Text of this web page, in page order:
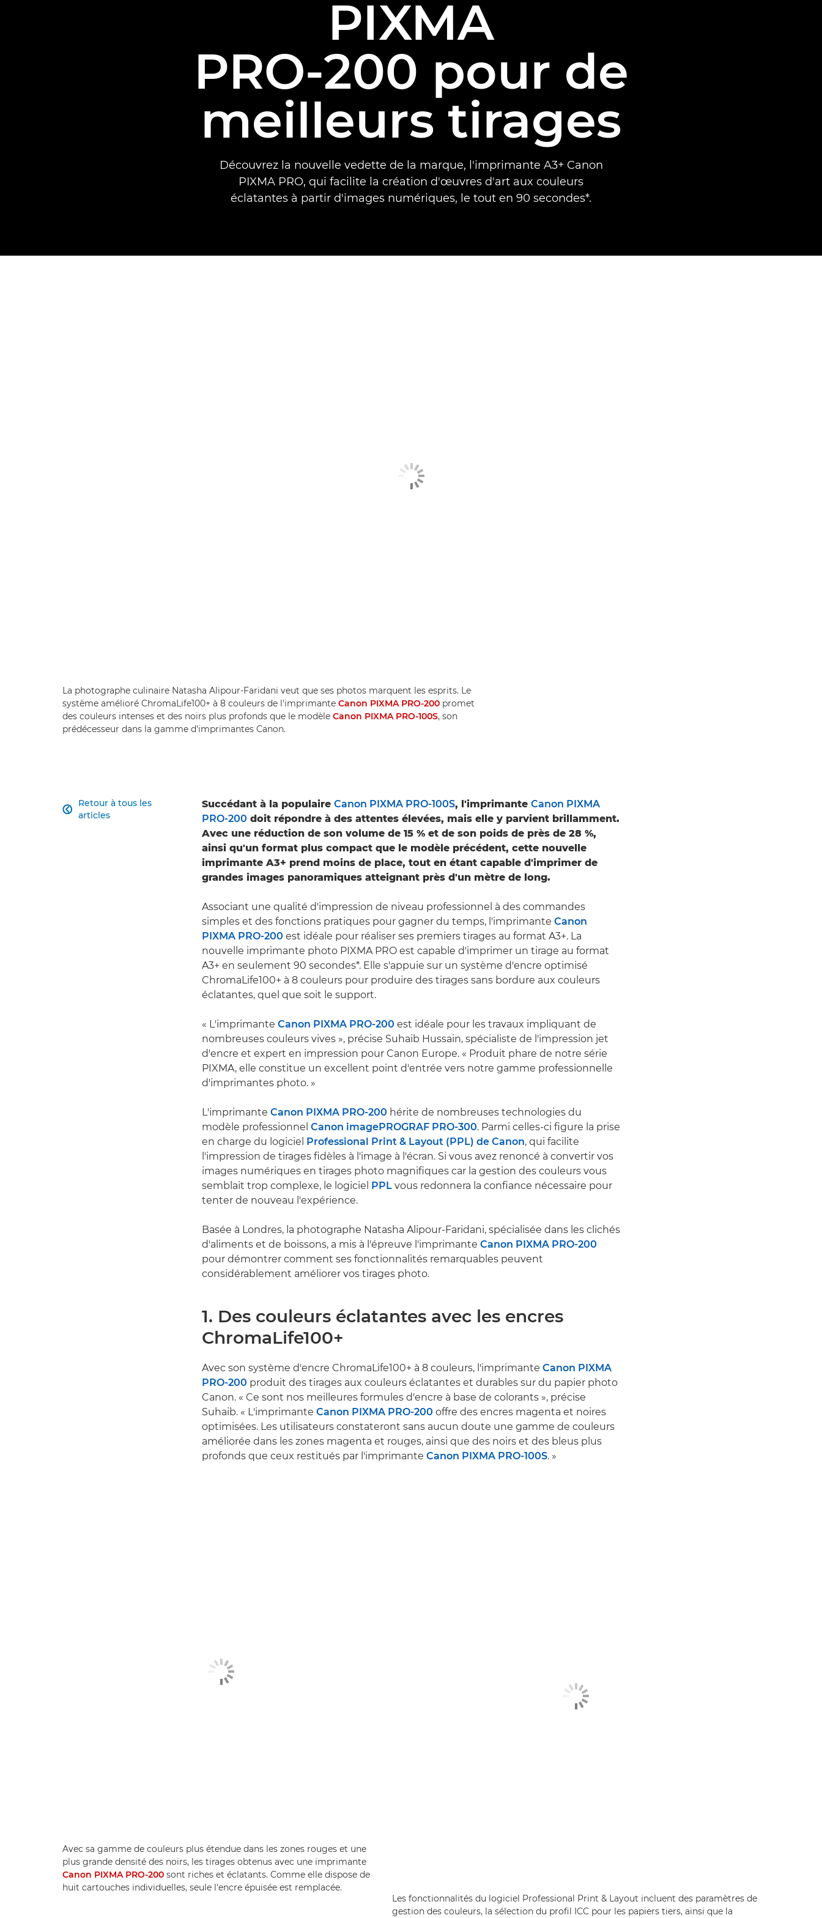
PIXMA
PRO-200 pour de
meilleurs tirages
Découvrez la nouvelle vedette de la marque, l'imprimante A3+ Canon
PIXMA PRO, qui facilite la création d'œuvres d'art aux couleurs
éclatantes à partir d'images numériques, le tout en 90 secondes*.
La photographe culinaire Natasha Alipour-Faridani veut que ses photos marquent les esprits. Le
système amélioré ChromaLife100+ à 8 couleurs de l'imprimante Canon PIXMA PRO-200 promet
des couleurs intenses et des noirs plus profonds que le modèle Canon PIXMA PRO-100S, son
prédécesseur dans la gamme d'imprimantes Canon.
Retour à tous les
articles
 Succédant à la populaire Canon PIXMA PRO-100S, l'imprimante Canon PIXMA
PRO-200 doit répondre à des attentes élevées, mais elle y parvient brillamment.
Avec une réduction de son volume de 15 % et de son poids de près de 28 %,
ainsi qu'un format plus compact que le modèle précédent, cette nouvelle
imprimante A3+ prend moins de place, tout en étant capable d'imprimer de
grandes images panoramiques atteignant près d'un mètre de long.
Associant une qualité d'impression de niveau professionnel à des commandes
simples et des fonctions pratiques pour gagner du temps, l'imprimante Canon
PIXMA PRO-200 est idéale pour réaliser ses premiers tirages au format A3+. La
nouvelle imprimante photo PIXMA PRO est capable d'imprimer un tirage au format
A3+ en seulement 90 secondes*. Elle s'appuie sur un système d'encre optimisé
ChromaLife100+ à 8 couleurs pour produire des tirages sans bordure aux couleurs
éclatantes, quel que soit le support.
« L'imprimante Canon PIXMA PRO-200 est idéale pour les travaux impliquant de
nombreuses couleurs vives », précise Suhaib Hussain, spécialiste de l'impression jet
d'encre et expert en impression pour Canon Europe. « Produit phare de notre série
PIXMA, elle constitue un excellent point d'entrée vers notre gamme professionnelle
d'imprimantes photo. »
L'imprimante Canon PIXMA PRO-200 hérite de nombreuses technologies du
modèle professionnel Canon imagePROGRAF PRO-300. Parmi celles-ci figure la prise
en charge du logiciel
Professional Print & Layout (PPL) de Canon, qui facilite
l'impression de tirages fidèles à l'image à l'écran. Si vous avez renoncé à convertir vos
images numériques en tirages photo magnifiques car la gestion des couleurs vous
semblait trop complexe, le logiciel
PPL vous redonnera la confiance nécessaire pour
tenter de nouveau l'expérience.
Basée à Londres, la photographe Natasha Alipour-Faridani, spécialisée dans les clichés
d'aliments et de boissons, a mis à l'épreuve l'imprimante Canon PIXMA PRO-200
pour démontrer comment ses fonctionnalités remarquables peuvent
considérablement améliorer vos tirages photo.
1. Des couleurs éclatantes avec les encres
ChromaLife100+
Avec son système d'encre ChromaLife100+ à 8 couleurs, l'imprimante Canon PIXMA
PRO-200 produit des tirages aux couleurs éclatantes et durables sur du papier photo
Canon. « Ce sont nos meilleures formules d'encre à base de colorants », précise
Suhaib. « L'imprimante Canon PIXMA PRO-200 offre des encres magenta et noires
optimisées. Les utilisateurs constateront sans aucun doute une gamme de couleurs
améliorée dans les zones magenta et rouges, ainsi que des noirs et des bleus plus
profonds que ceux restitués par l'imprimante Canon PIXMA PRO-100S. »
Avec sa gamme de couleurs plus étendue dans les zones rouges et une
plus grande densité des noirs, les tirages obtenus avec une imprimante
Canon PIXMA PRO-200 sont riches et éclatants. Comme elle dispose de
huit cartouches individuelles, seule l'encre épuisée est remplacée.
Les fonctionnalités du logiciel Professional Print & Layout incluent des paramètres de
gestion des couleurs, la sélection du profil ICC pour les papiers tiers, ainsi que la